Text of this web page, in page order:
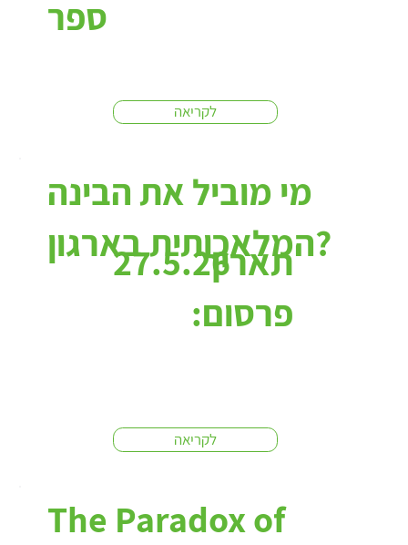
ספר
לקריאה
מי מוביל את הבינה
המלאכותית בארגון?
לקריאה
27.5.26תאריך
פרסום:
The Paradox of